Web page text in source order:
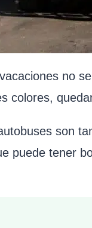
no
colores,
son
puede tener